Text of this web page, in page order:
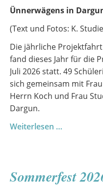
Ünnerwägens in
(Text und Fotos: K.
Die jährliche
fand dieses Jahr für die
Juli 2026 statt. 49
sich gemeinsam mit
Herrn Koch und Frau
Dargun.
Weiterlesen …
Sommerfest